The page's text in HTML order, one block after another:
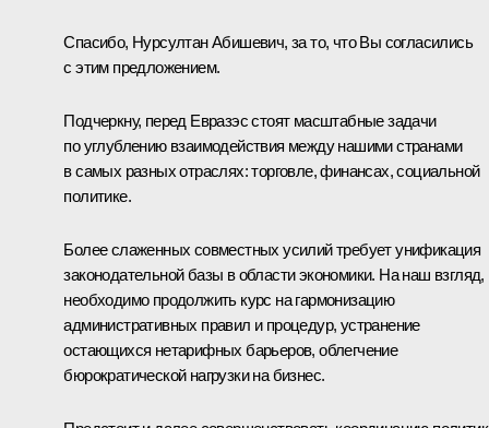
Спасибо, Нурсултан Абишевич, за то, что Вы согласились
с этим предложением.
Подчеркну, перед Евразэс стоят масштабные задачи
по углублению взаимодействия между нашими странами
в самых разных отраслях: торговле, финансах, социальной
политике.
Более слаженных совместных усилий требует унификация
законодательной базы в области экономики. На наш взгляд,
необходимо продолжить курс на гармонизацию
административных правил и процедур, устранение
остающихся нетарифных барьеров, облегчение
бюрократической нагрузки на бизнес.